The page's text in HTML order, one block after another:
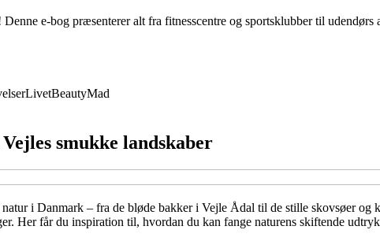
e-bog præsenterer alt fra fitnesscentre og sportsklubber til
LivetBeautyMad
smukke landskaber
i Danmark – fra de bløde bakker i Vejle Ådal til de stille skovsøer
Her får du inspiration til, hvordan du kan fange naturens skiftende